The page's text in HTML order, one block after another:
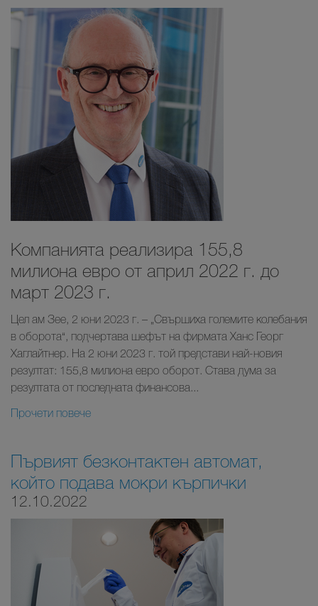
Компанията реализира 155,8
милиона евро от април 2022 г. до
март 2023 г.
Цел ам Зее, 2 юни 2023 г. – „Свършиха големите колебания
в оборота“, подчертава шефът на фирмата Ханс Георг
Хаглайтнер. На 2 юни 2023 г. той представи най-новия
резултат: 155,8 милиона евро оборот. Става дума за
резултата от последната финансова...
Прочети повече
Първият безконтактен автомат,
който подава мокри кърпички
12.10.2022